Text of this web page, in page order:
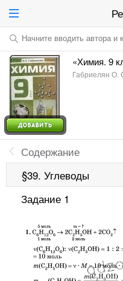
Начните вводить автора и
«Химия. 9
Габриелян О.
Содержание
§39. Углеводы
Задание 1